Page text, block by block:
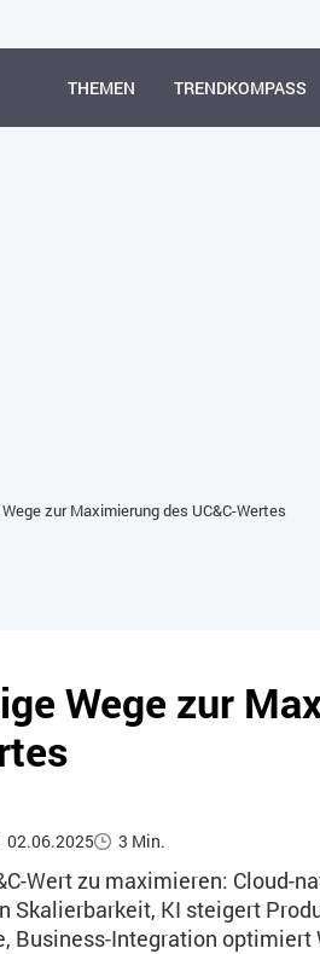
THEMEN TRENDKOMPASS
zur Maximierung des UC&C-Wertes
Wege zur
02.06.2025 3 Min.
Wert zu maximieren: Cloud-
Skalierbarkeit, KI steigert
Business-Integration